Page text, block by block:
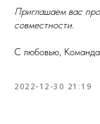
Приглашаем вас
совместности.
С любовью,
2022-12-30 21:19